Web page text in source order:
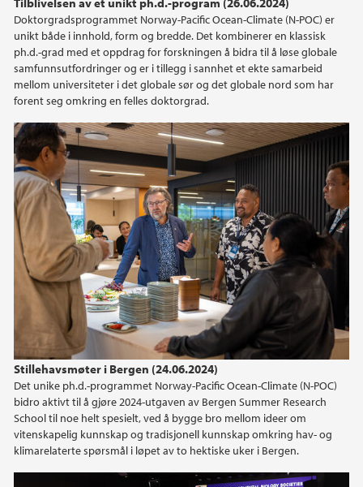
Doktorgradsprogrammet Norway-Pacific Ocean-Climate (N-POC) er
unikt både i innhold, form og bredde. Det kombinerer en klassisk
ph.d.-grad med et oppdrag for forskningen å bidra til å løse globale
samfunnsutfordringer og er i tillegg i sannhet et ekte samarbeid
mellom universiteter i det globale sør og det globale nord som har
forent seg omkring en felles doktorgrad.
Stillehavsmøter i Bergen (24.06.2024)
Det unike ph.d.-programmet Norway-Pacific Ocean-Climate (N-POC)
bidro aktivt til å gjøre 2024-utgaven av Bergen Summer Research
School til noe helt spesielt, ved å bygge bro mellom ideer om
vitenskapelig kunnskap og tradisjonell kunnskap omkring hav- og
klimarelaterte spørsmål i løpet av to hektiske uker i Bergen.
2022
2021
2020
2019
2018
2017
2015